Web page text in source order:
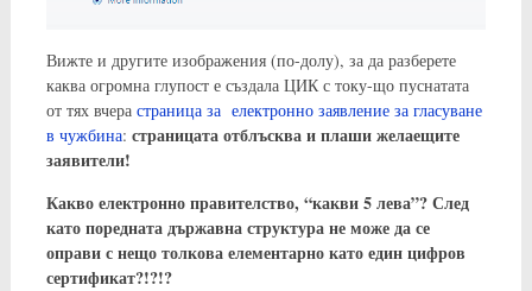
Вижте и другите изображения (по-долу), за да разберете
каква огромна глупост е създала ЦИК с току-що пуснатата
от тях вчера страница за електронно заявление за гласуване
в чужбина: страницата отблъсква и плаши желаещите
заявители!
Какво електронно правителство, “какви 5 лева”? След
като поредната държавна структура не може да се
оправи с нещо толкова елементарно като един цифров
сертификат?!?!?